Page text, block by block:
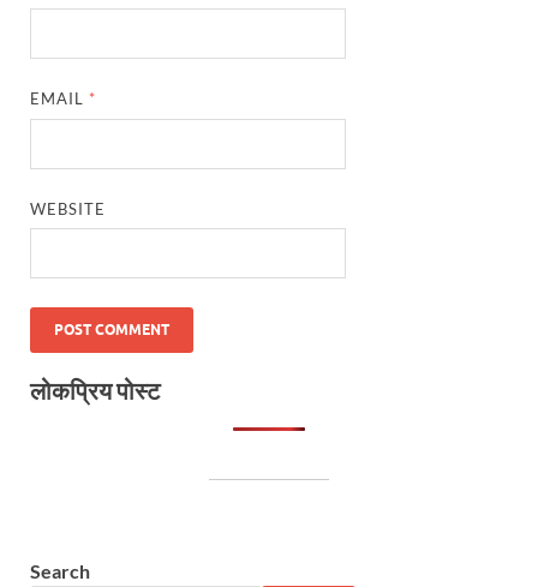
EMAIL *
WEBSITE
लोकप्रिय पोस्ट
Search